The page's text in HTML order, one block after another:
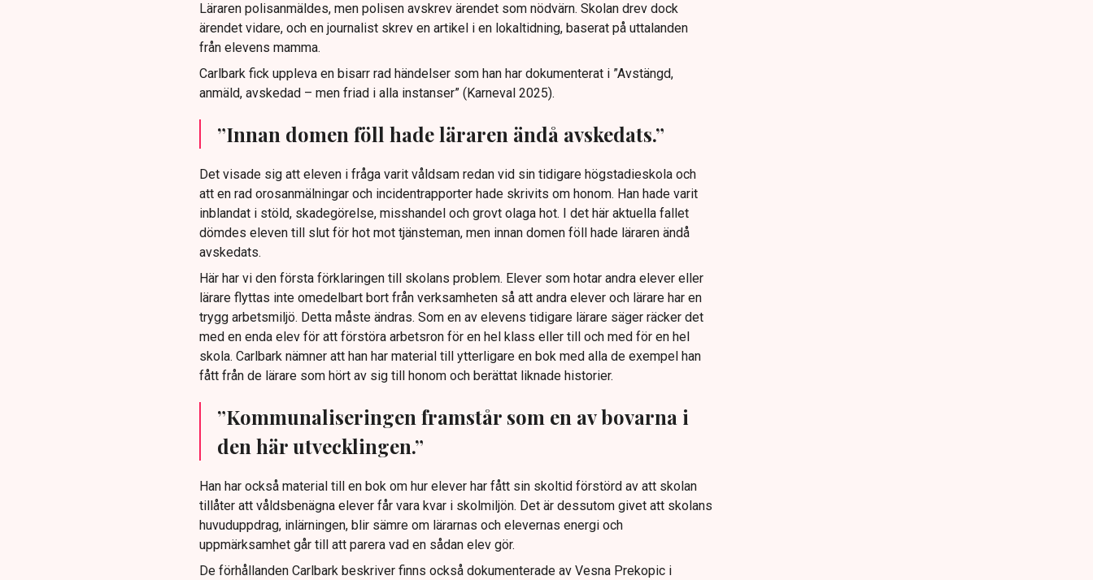
Läraren polisanmäldes, men polisen avskrev ärendet som nödvärn. Skolan drev dock
ärendet vidare, och en journalist skrev en artikel i en lokaltidning, baserat på uttalanden
från elevens mamma.
Carlbark fick uppleva en bisarr rad händelser som han har dokumenterat i ”Avstängd,
anmäld, avskedad – men friad i alla instanser” (Karneval 2025).
”Innan domen föll hade läraren ändå avskedats.”
Det visade sig att eleven i fråga varit våldsam redan vid sin tidigare högstadieskola och
att en rad orosanmälningar och incidentrapporter hade skrivits om honom. Han hade varit
inblandat i stöld, skadegörelse, misshandel och grovt olaga hot. I det här aktuella fallet
dömdes eleven till slut för hot mot tjänsteman, men innan domen föll hade läraren ändå
avskedats.
Här har vi den första förklaringen till skolans problem. Elever som hotar andra elever eller
lärare flyttas inte omedelbart bort från verksamheten så att andra elever och lärare har en
trygg arbetsmiljö. Detta måste ändras. Som en av elevens tidigare lärare säger räcker det
med en enda elev för att förstöra arbetsron för en hel klass eller till och med för en hel
skola. Carlbark nämner att han har material till ytterligare en bok med alla de exempel han
fått från de lärare som hört av sig till honom och berättat liknade historier.
”Kommunaliseringen framstår som en av bovarna i
den här utvecklingen.”
Han har också material till en bok om hur elever har fått sin skoltid förstörd av att skolan
tillåter att våldsbenägna elever får vara kvar i skolmiljön. Det är dessutom givet att skolans
huvuduppdrag, inlärningen, blir sämre om lärarnas och elevernas energi och
uppmärksamhet går till att parera vad en sådan elev gör.
De förhållanden Carlbark beskriver finns också dokumenterade av Vesna Prekopic i